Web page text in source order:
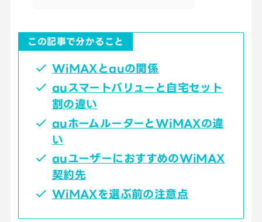
この記事で分かること
WiMAXとauの関係
auスマートバリューと自宅セット
割の違い
auホームルーターとWiMAXの違
い
auユーザーにおすすめのWiMAX
契約先
WiMAXを選ぶ前の注意点